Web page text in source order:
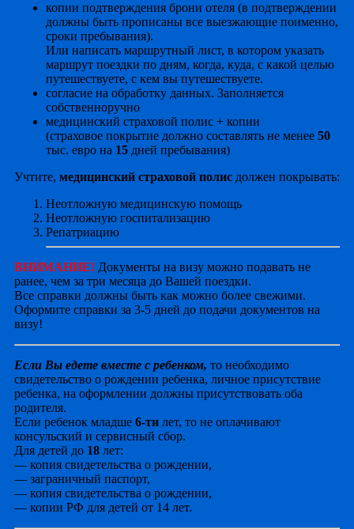
копии подтверждения брони отеля (в подтверждении
должны быть прописаны все выезжающие поименно,
сроки пребывания).
Или написать маршрутный лист, в котором указать
маршрут поездки по дням, когда, куда, с какой целью
путешествуете, с кем вы путешествуете.
согласие на обработку данных. Заполняется
собственноручно
медицинский страховой полис + копии
(страховое покрытие должно составлять не менее 50
тыс. евро на 15дней пребывания)
Учтите, медицинский страховой полисдолжен покрывать:
Неотложную медицинскую помощь
Неотложную госпитализацию
Репатриацию
ВНИМАНИЕ! Документы на визу можно подавать не
ранее, чем за три месяца до Вашей поездки.
Все справки должны быть как можно более свежими.
Оформите справки за 3-5 дней до подачи документов на
визу!
Если Вы едете вместе с ребенком, то необходимо
свидетельство о рождении ребенка, личное присутствие
ребенка, на оформлении должны присутствовать оба
родителя.
Если ребенок младше 6-тилет, то не оплачивают
консульский и сервисный сбор.
Для детей до 18лет:
— копия свидетельства о рождении,
— заграничный паспорт,
— копия свидетельства о рождении,
— копии РФ для детей от 14 лет.